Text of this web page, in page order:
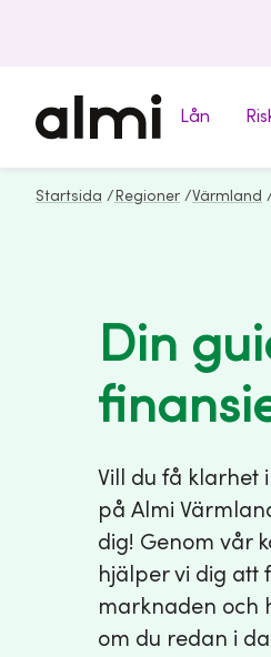
Lån
Startsida / Regioner /Värmland
Din
Vill du få klarhet
på Almi
dig! Genom vår
hjälper vi dig att
marknaden och
om du redan i